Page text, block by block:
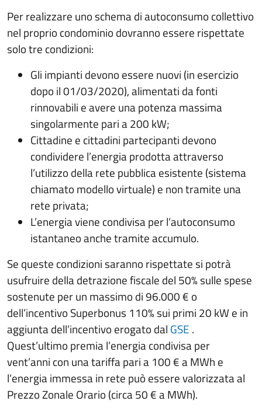
Per realizzare uno schema di autoconsumo collettivo
nel proprio condominio dovranno essere rispettate
solo tre condizioni:
Gli impianti devono essere nuovi (in esercizio
dopo il 01/03/2020), alimentati da fonti
rinnovabili e avere una potenza massima
singolarmente pari a 200 kW;
Cittadine e cittadini partecipanti devono
condividere l’energia prodotta attraverso
l’utilizzo della rete pubblica esistente (sistema
chiamato modello virtuale) e non tramite una
rete privata;
L’energia viene condivisa per l’autoconsumo
istantaneo anche tramite accumulo.
Se queste condizioni saranno rispettate si potrà
usufruire della detrazione fiscale del 50% sulle spese
sostenute per un massimo di 96.000 € o
dell’incentivo Superbonus 110% sui primi 20 kW e in
aggiunta dell’incentivo erogato dal GSE .
Quest’ultimo premia l’energia condivisa per
vent’anni con una tariffa pari a 100 € a MWh e
l’energia immessa in rete può essere valorizzata al
Prezzo Zonale Orario (circa 50 € a MWh).